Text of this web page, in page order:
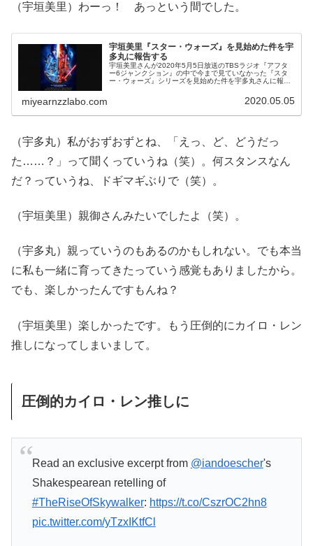
（宇垣美里）わーっ！ あっという間でした。
宇垣美里『スター・ウォーズ』を見始めた件を宇
多丸に報告する
宇垣美里さんが2020年5月5日放送のTBSラジオ『アフタ
ー6ジャンクション』の中で今まで見ていなかった『スタ
ー・ウォーズ』シリーズを見始めた件を宇多丸さんに報
miyearnzzlabo.com 2020.05.05
（宇多丸）私がおずおずとね、「えっ、ど、どうだっ
た……？」って聞くっていうね（笑）。何スタンスなん
だ？っていうね、ドギマギぶりで（笑）。
（宇垣美里）親御さんみたいでしたよ（笑）。
（宇多丸）親っていうのもあるのかもしれない。でも本当
に私も一緒に育ってきたっていう感覚もありましたから。
でも、楽しかったんですもんね？
（宇垣美里）楽しかったです。もう圧倒的にカイロ・レン
推しになってしまいまして。
圧倒的カイロ・レン推しに
Read an exclusive excerpt from @iandoescher's
Shakespearean retelling of
#TheRiseOfSkywalker: https://t.co/CszrOC2hn8
pic.twitter.com/yTzxIKtfCl